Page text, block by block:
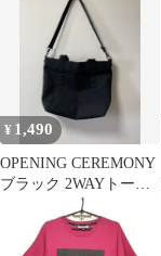
¥ 1,490
OPENING CEREMONY
ブラック 2WAYトート
バッグ大容量ショルダ